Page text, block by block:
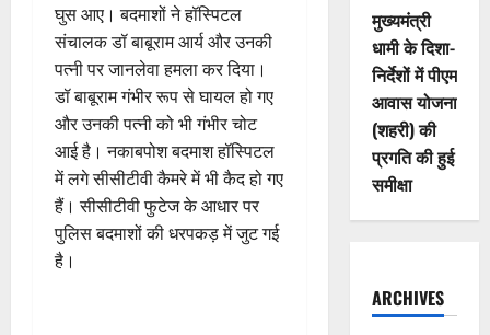
घुस आए। बदमाशों ने हॉस्पिटल
संचालक डॉ बाबूराम आर्य और उनकी
पत्नी पर जानलेवा हमला कर दिया।
डॉ बाबूराम गंभीर रूप से घायल हो गए
और उनकी पत्नी को भी गंभीर चोट
आई है। नकाबपोश बदमाश हॉस्पिटल
में लगे सीसीटीवी कैमरे में भी कैद हो गए
हैं। सीसीटीवी फुटेज के आधार पर
पुलिस बदमाशों की धरपकड़ में जुट गई
है।
मुख्यमंत्री
धामी के दिशा-
निर्देशों में पीएम
आवास योजना
(शहरी) की
प्रगति की हुई
समीक्षा
ARCHIVES